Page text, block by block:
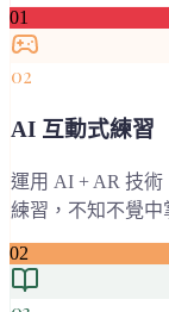
01
02
AI 互動式練習
運用 AI + AR 技
練習，不知不覺中
02